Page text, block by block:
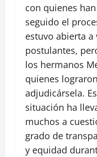
con quienes han
seguido el
estuvo abierta a
postulantes,
los hermanos
quienes lograron
adjudicársela.
situación ha
muchos a
grado de
y equidad